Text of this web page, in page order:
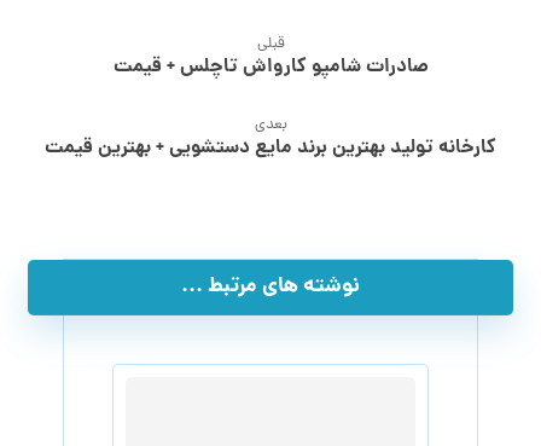
قبلی
صادرات شامپو کارواش تاچلس + قیمت
بعدی
کارخانه تولید بهترین برند مایع دستشویی + بهترین قیمت
نوشته های مرتبط ...